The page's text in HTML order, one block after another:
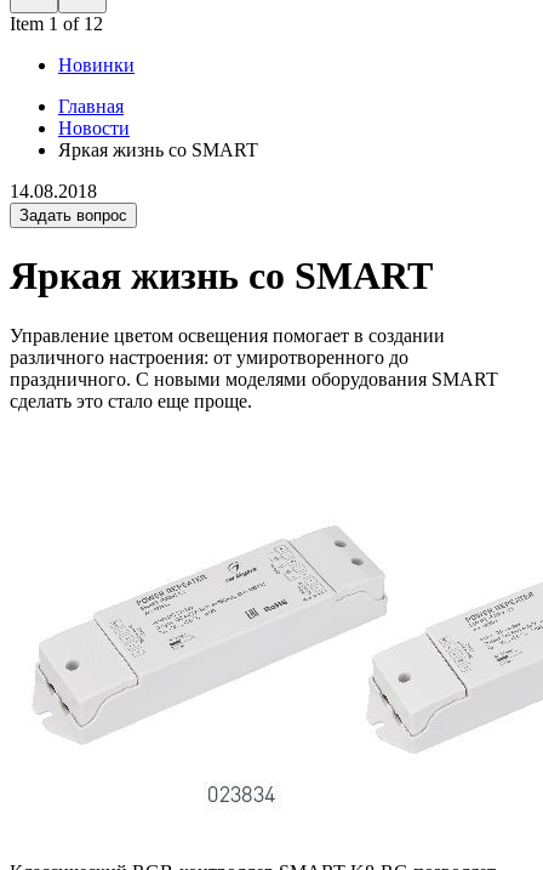
Item 1 of 12
Новинки
Главная
Новости
Яркая жизнь со SMART
14.08.2018
Задать вопрос
Яркая жизнь со SMART
Управление цветом освещения помогает в создании
различного настроения: от умиротворенного до
праздничного. С новыми моделями оборудования SMART
сделать это стало еще проще.